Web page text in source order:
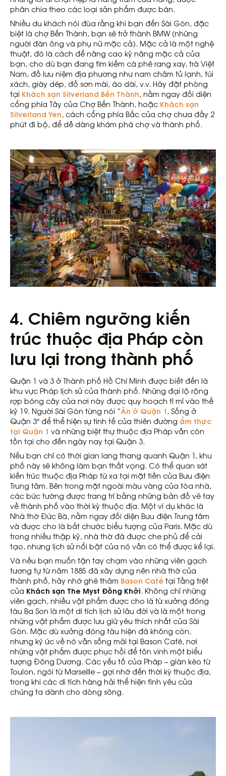
phân chia theo các loại sản phẩm được bán.
Nhiều du khách nói đùa rằng khi bạn đến Sài Gòn, đặc
biệt là chợ Bến Thành, bạn sẽ trở thành BMW (những
người đàn ông và phụ nữ mặc cả). Mặc cả là một nghệ
thuật, đó là cách để nâng cao kỹ năng mặc cả của
bạn, cho dù bạn đang tìm kiếm cà phê rang xay, trà Việt
Nam, đồ lưu niệm địa phương như nam châm tủ lạnh, túi
xách, giày dép, đồ sơn mài, áo dài, v.v. Hãy đặt phòng
tại Khách sạn Silverland Bến Thành, nằm ngay đối diện
cổng phía Tây của Chợ Bến Thành, hoặc Khách sạn
Silverland Yen, cách cổng phía Bắc của chợ chưa đầy 2
phút đi bộ, để dễ dàng khám phá chợ và thành phố.
4. Chiêm ngưỡng kiến ​​
trúc thuộc địa Pháp còn
lưu lại trong thành phố
Quận 1 và 3 ở Thành phố Hồ Chí Minh được biết đến là
khu vực Pháp lịch sử của thành phố. Những đại lộ rộng
rợp bóng cây của nơi này được quy hoạch tỉ mỉ vào thế
kỷ 19. Người Sài Gòn từng nói “Ăn ở Quận 1 , Sống ở
Quận 3″ để thể hiện sự tinh tế của thiên đường ẩm thực
tại Quận 1 và những biệt thự thuộc địa Pháp vẫn còn
tồn tại cho đến ngày nay tại Quận 3.
Nếu bạn chỉ có thời gian lang thang quanh Quận 1, khu
phố này sẽ không làm bạn thất vọng. Có thể quan sát
kiến ​​trúc thuộc địa Pháp từ xa tại mặt tiền của Bưu điện
Trung tâm. Bên trong mặt ngoài màu vàng của tòa nhà,
các bức tường được trang trí bằng những bản đồ vẽ tay
về thành phố vào thời kỳ thuộc địa. Một ví dụ khác là
Nhà thờ Đức Bà, nằm ngay đối diện Bưu điện Trung tâm
và được cho là bắt chước biểu tượng của Paris. Mặc dù
trong nhiều thập kỷ, nhà thờ đã được che phủ để cải
tạo, nhưng lịch sử nổi bật của nó vẫn có thể được kể lại.
Và nếu bạn muốn tận tay chạm vào những viên gạch
tương tự từ năm 1885 đã xây dựng nên nhà thờ của
thành phố, hãy nhớ ghé thăm Bason Café tại Tầng trệt
của Khách sạn The Myst Đồng Khởi. Không chỉ những
viên gạch, nhiều vật phẩm được cho là từ xưởng đóng
tàu Ba Son là một di tích lịch sử lâu đời và là một trong
những vật phẩm được lưu giữ yêu thích nhất của Sài
Gòn. Mặc dù xưởng đóng tàu hiện đã không còn,
nhưng ký ức về nó vẫn sống mãi tại Bason Café, nơi
những vật phẩm được phục hồi để tôn vinh một biểu
tượng Đông Dương. Các yếu tố của Pháp – giàn kèo từ
Toulon, ngói từ Marseille – gợi nhớ đến thời kỳ thuộc địa,
trong khi các di tích hàng hải thể hiện tình yêu của
chúng ta dành cho dòng sông.